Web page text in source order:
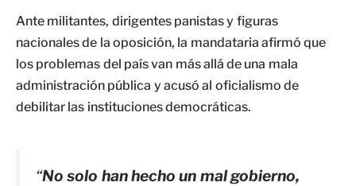
Ante militantes, dirigentes panistas y figuras
nacionales de la oposición, la mandataria afirmó que
los problemas del país van más allá de una mala
administración pública y acusó al oficialismo de
debilitar las instituciones democráticas.
“No solo han hecho un mal gobierno,